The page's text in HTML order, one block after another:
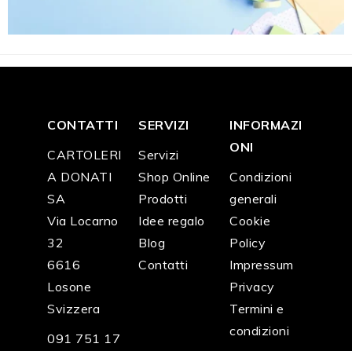
CONTATTI
CARTOLERI
A DONATI
SA
Via Locarno
32
6616
Losone
Svizzera
091 751 17
SERVIZI
Servizi
Shop Online
Prodotti
Idee regalo
Blog
Contatti
INFORMAZI
ONI
Condizioni
generali
Cookie
Policy
Impressum
Privacy
Termini e
condizioni